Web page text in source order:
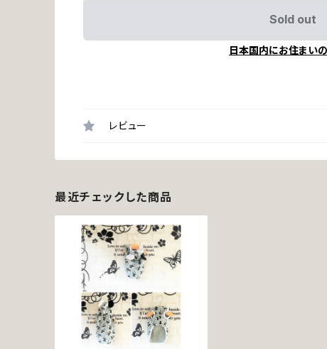
Sold out
日本国内にお住まい
レビュー
最近チェックした商品